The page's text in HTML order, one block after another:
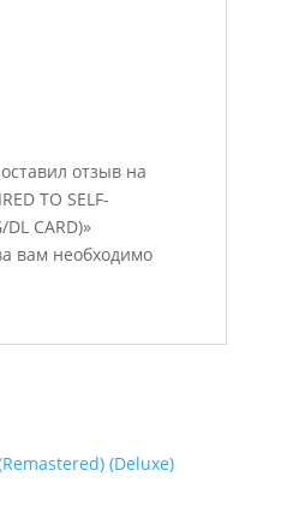
отзыв на
TO SELF-
DL CARD)»
вам необходимо